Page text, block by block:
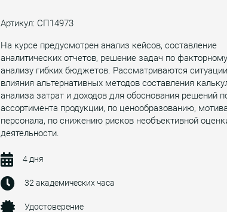
Артикул: СП14973
На курсе предусмотрен анализ кейсов, составление
аналитических отчетов, решение задач по факторному
анализу гибких бюджетов. Рассматриваются ситуации
влияния альтернативных методов составления
анализа затрат и доходов для обоснования решений
ассортимента продукции, по ценообразованию,
персонала, по снижению рисков необъективной
деятельности.
4 дня
32 академических часа
Удостоверение